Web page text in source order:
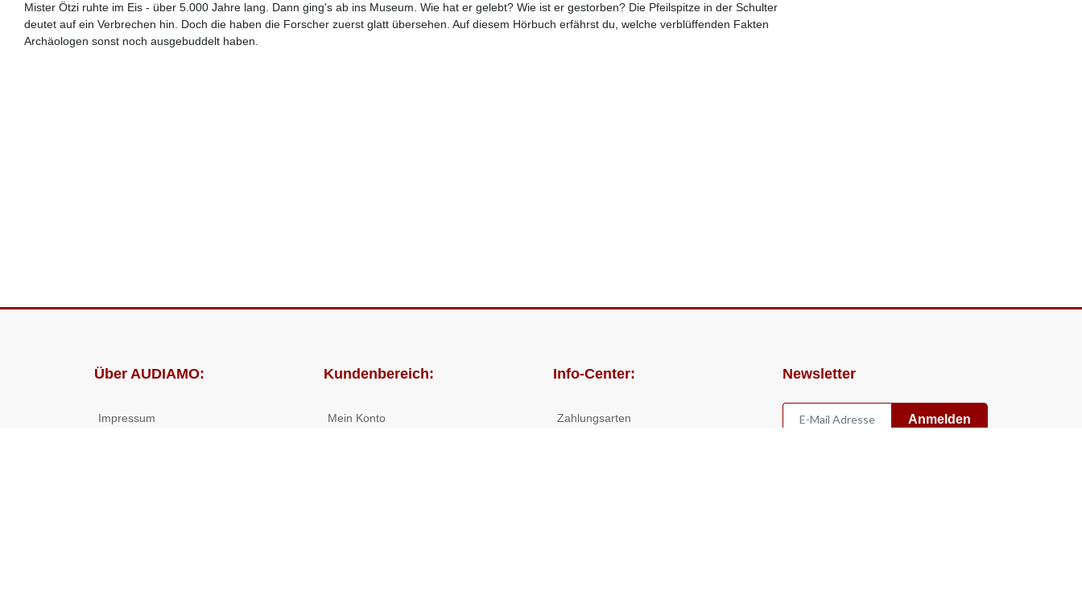
Mister Ötzi ruhte im Eis - über 5.000 Jahre lang. Dann ging's ab ins Museum. Wie hat er gelebt? Wie ist er gestorben? Die Pfeilspitze in der Schulter
deutet auf ein Verbrechen hin. Doch die haben die Forscher zuerst glatt übersehen. Auf diesem Hörbuch erfährst du, welche verblüffenden Fakten
Archäologen sonst noch ausgebuddelt haben.
Über AUDIAMO:
Impressum
Kundenbereich:
Mein Konto
Info-Center:
Zahlungsarten
Newsletter
Anmelden